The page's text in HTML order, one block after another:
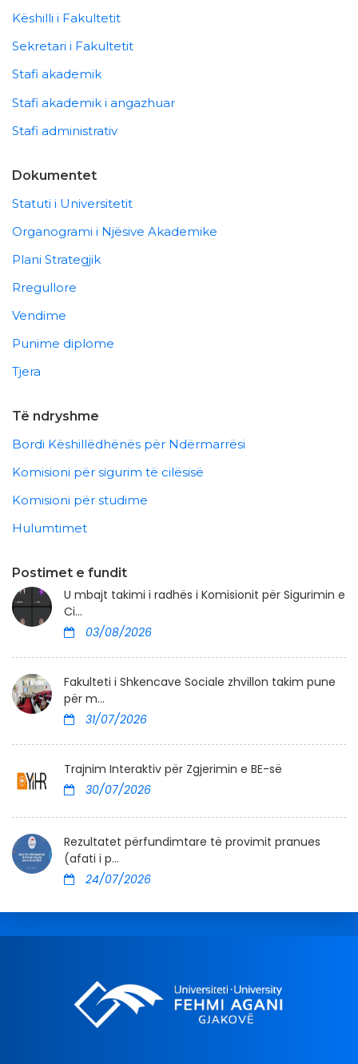
Këshilli i Fakultetit
Sekretari i Fakultetit
Stafi akademik
Stafi akademik i angazhuar
Stafi administrativ
Dokumentet
Statuti i Universitetit
Organogrami i Njësive Akademike
Plani Strategjik
Rregullore
Vendime
Punime diplome
Tjera
Të ndryshme
Bordi Këshillëdhënës për Ndërmarrësi
Komisioni për sigurim të cilësisë
Komisioni për studime
Hulumtimet
Postimet e fundit
U mbajt takimi i radhës i Komisionit për Sigurimin e
Ci...
03/08/2026
Fakulteti i Shkencave Sociale zhvillon takim pune
për m...
31/07/2026
Trajnim Interaktiv për Zgjerimin e BE-së
30/07/2026
Rezultatet përfundimtare të provimit pranues
(afati i p...
24/07/2026